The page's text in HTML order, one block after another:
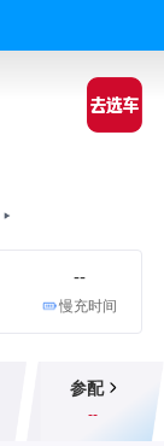
--
慢充时间
参配
--